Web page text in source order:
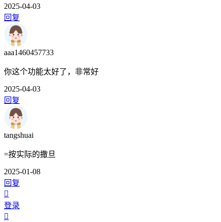
2025-04-03
回复
aaa1460457733
你这个功能太好了，非常好
2025-04-03
回复
tangshuai
=按实际的撒旦
2025-01-08
回复
登录